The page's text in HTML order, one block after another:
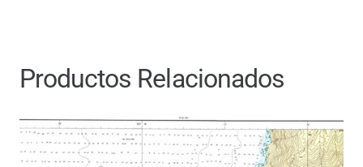
Productos Relacionados